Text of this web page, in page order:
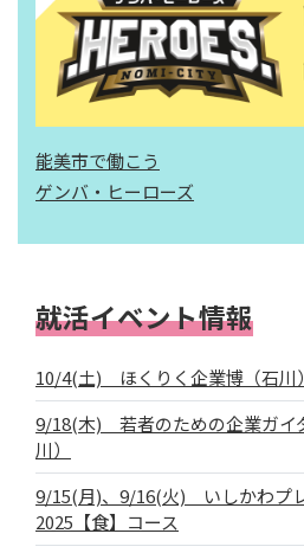
能美市で働こう
ゲンバ・ヒーローズ
就活イベント情報
10/4(土) ほくりく企業博（石川）
9/18(木) 若者のための企業ガイ
川）
9/15(月)、9/16(火) いしかわプ
2025【食】コース